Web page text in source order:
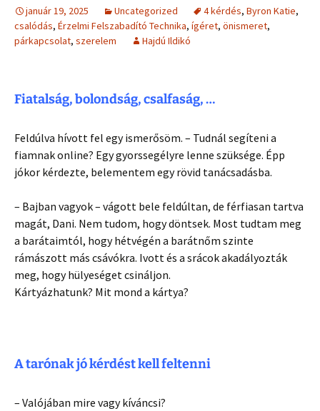
január 19, 2025 Uncategorized 4 kérdés, Byron Katie,
csalódás, Érzelmi Felszabadító Technika, ígéret, önismeret,
párkapcsolat, szerelem Hajdú Ildikó
Fiatalság, bolondság, csalfaság, …
Feldúlva hívott fel egy ismerősöm. – Tudnál segíteni a
fiamnak online? Egy gyorssegélyre lenne szüksége. Épp
jókor kérdezte, belementem egy rövid tanácsadásba.
– Bajban vagyok – vágott bele feldúltan, de férfiasan tartva
magát, Dani. Nem tudom, hogy döntsek. Most tudtam meg
a barátaimtól, hogy hétvégén a barátnőm szinte
rámászott más csávókra. Ivott és a srácok akadályozták
meg, hogy hülyeséget csináljon.
Kártyázhatunk? Mit mond a kártya?
A tarónak jó kérdést kell feltenni
– Valójában mire vagy kíváncsi?